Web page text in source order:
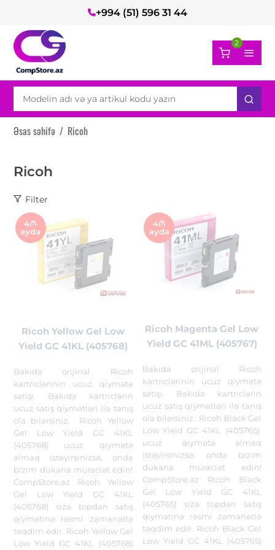
+994 (51) 596 31 44
2
Əsas səhifə / Ricoh
Ricoh
Filter
4₼
ayda
Ricoh Yellow Gel Low
Yield GC 41KL (405768)
Bakıda orijinal Ricoh
kartriclərinin ucuz qiymətə
satışı. Bakıda kartriclərin
ucuz satış qiymətləri ilə tanış
ola bilərsiniz. Ricoh Yellow
Gel Low Yield GC 41KL
(405768) ucuz qiymətə
almaq istəyirsinizsə, onda
bizim dükana müraciət edin!
CompStore.az Ricoh Yellow
Gel Low Yield GC 41KL
(405768) sizə topdan satış
qiymətinə rəsmi zəmanətlə
təqdim edir. Ricoh Yellow Gel
Low Yield GC 41KL (405768)
4₼
ayda
Ricoh Magenta Gel Low
Yield GC 41ML (405767)
Bakıda orijinal Ricoh
kartriclərinin ucuz qiymətə
satışı. Bakıda kartriclərin
ucuz satış qiymətləri ilə tanış
ola bilərsiniz. Ricoh Black Gel
Low Yield GC 41KL (405765)
ucuz qiymətə almaq
istəyirsinizsə, onda bizim
dükana müraciət edin!
CompStore.az Ricoh Black
Gel Low Yield GC 41KL
(405765) sizə topdan satış
qiymətinə rəsmi zəmanətlə
təqdim edir. Ricoh Black Gel
Low Yield GC 41KL (405765)